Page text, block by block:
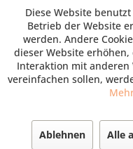
© Paul's Mühle |
Fax: 02361 -28831
Diese Website
Betrieb der Website
werden. Andere
dieser Website
Interaktion mit anderen
vereinfachen sollen,
Ablehnen Alle